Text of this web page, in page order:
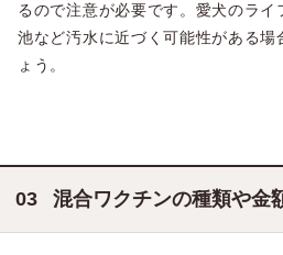
るので注意が必要です。愛犬のラ
池など汚水に近づく可能性がある場
ょう。
混合ワクチンの種類や金